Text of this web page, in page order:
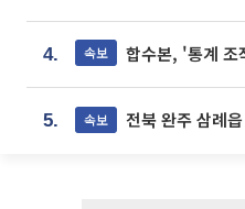
4. 속보 합수본, '통계 조작' 서울
5. 속보 전북 완주 삼례